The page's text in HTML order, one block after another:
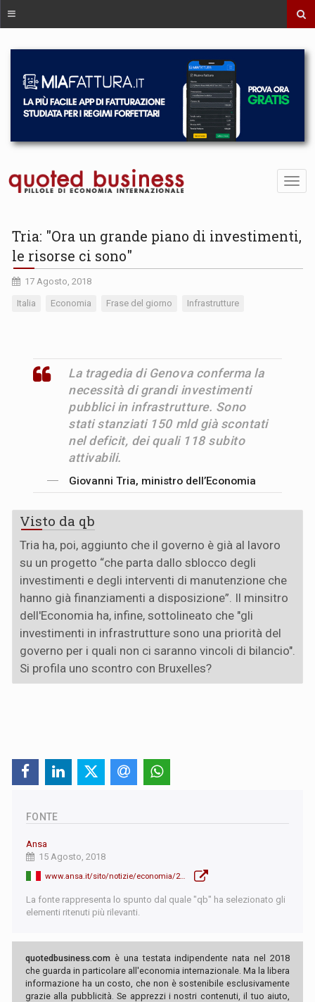
Tria: "Ora un grande piano di investimenti,
le risorse ci sono"
17 Agosto, 2018
Italia Economia Frase del giorno Infrastrutture
La tragedia di Genova conferma la
necessità di grandi investimenti
pubblici in infrastrutture. Sono
stati stanziati 150 mld già scontati
nel deficit, dei quali 118 subito
attivabili.
Giovanni Tria, ministro dell’Economia
Visto da qb
Tria ha, poi, aggiunto che il governo è già al lavoro
su un progetto “che parta dallo sblocco degli
investimenti e degli interventi di manutenzione che
hanno già finanziamenti a disposizione”. Il minsitro
dell'Economia ha, infine, sottolineato che "gli
investimenti in infrastrutture sono una priorità del
governo per i quali non ci saranno vincoli di bilancio".
Si profila uno scontro con Bruxelles?
FONTE
Ansa
15 Agosto, 2018
La fonte rappresenta lo spunto dal quale "qb" ha selezionato gli
elementi ritenuti più rilevanti.
quotedbusiness.com è una testata indipendente nata nel 2018
che guarda in particolare all'economia internazionale. Ma la libera
informazione ha un costo, che non è sostenibile esclusivamente
grazie alla pubblicità. Se apprezzi i nostri contenuti, il tuo aiuto,